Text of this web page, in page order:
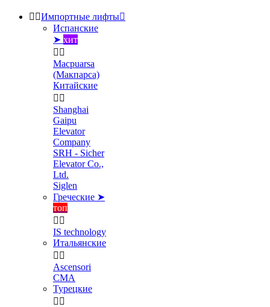
 Импортные лифты
Испанские
➤ хит
 
Macpuarsa
(Макпарса)
Китайские
 
Shanghai
Gaipu
Elevator
Company
SRH - Sicher
Elevator Co.,
Ltd.
Siglen
Греческие ➤
топ
 
IS technology
Итальянские
 
Ascensori
CMA
Турецкие
 